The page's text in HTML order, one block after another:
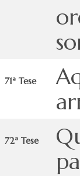
71ª Tese
72ª Tese